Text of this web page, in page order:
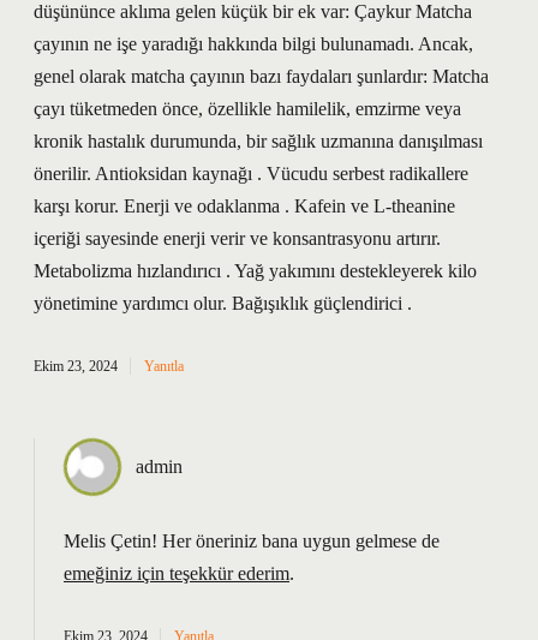
düşününce aklıma gelen küçük bir ek var: Çaykur Matcha
çayının ne işe yaradığı hakkında bilgi bulunamadı. Ancak,
genel olarak matcha çayının bazı faydaları şunlardır: Matcha
çayı tüketmeden önce, özellikle hamilelik, emzirme veya
kronik hastalık durumunda, bir sağlık uzmanına danışılması
önerilir. Antioksidan kaynağı . Vücudu serbest radikallere
karşı korur. Enerji ve odaklanma . Kafein ve L-theanine
içeriği sayesinde enerji verir ve konsantrasyonu artırır.
Metabolizma hızlandırıcı . Yağ yakımını destekleyerek kilo
yönetimine yardımcı olur. Bağışıklık güçlendirici .
Ekim 23, 2024 Yanıtla
admin
Melis Çetin! Her öneriniz bana uygun gelmese de
emeğiniz için teşekkür ederim.
Ekim 23, 2024 Yanıtla